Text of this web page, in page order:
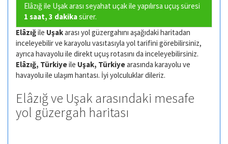
Elâzığ ile Uşak arası seyahat uçak ile yapılırsa uçuş süresi
1 saat, 3 dakikasürer.
Elâzığile Uşakarası yol güzergahını aşağıdaki haritadan
inceleyebilir ve karayolu vasıtasıyla yol tarifini görebilirsiniz,
ayrıca havayolu ile direkt uçuş rotasını da inceleyebilirsiniz.
Elâzığ, Türkiyeile Uşak, Türkiyearasında karayolu ve
havayolu ile ulaşım harıtası. İyi yolculuklar dileriz.
Elâzığ ve Uşak arasındaki mesafe
yol güzergah haritası